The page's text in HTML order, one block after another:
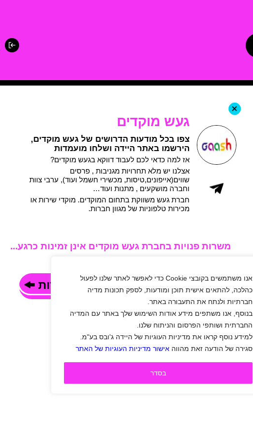
אנו משתמשים בקובצי Cookie כדי לאפשר לאתר שלנו לפעול
כהלכה, להתאים אישית תוכן ומודעות, לספק תכונות מדיה
חברתיות ולנתח את התעבורה באתר.
בנוסף, אנו משתפים מידע אודות השימוש שלך באתר עם המדיה
החברתית ושותפי הפרסום והניתוח שלנו.
למידע נוסף קראו את מדיניות העוגיות של היידה ג'ובס בע"מ.
סגירה של הודעה זאת מהווה אישור מדיניות העוגיות של האתר
בסדר
+
געש מוקדים
צפו בכל מודעות הדרושים של געש מוקדים,
הירשמו באתר היידה ושלחו מועמדות
אז למה כדאי לכם לעבוד דווקא בגעש מוקדים?
אצלנו יש מלא תחרויות מגניבות , פרסים
שווים(אייפונים,טיסות, מכשירי חשמל ועוד), ערבי צוות
וחברה מושקעים , מתנות ועוד…
חברת געש משווקת בתחום המוקדים. מוקדי שירות או
מכירות טלפוניות של מגוון חברות.
משרות פנויות בחברת געש מוקדים אינן זמינות כרגע...
לחצו עלי בכדי לצפות במשרות אחרות